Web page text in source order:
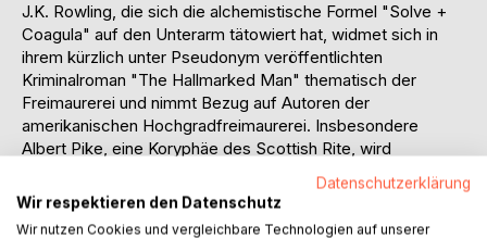
J.K. Rowling, die sich die alchemistische Formel "Solve +
Coagula" auf den Unterarm tätowiert hat, widmet sich in
ihrem kürzlich unter Pseudonym veröffentlichten
Kriminalroman "The Hallmarked Man" thematisch der
Freimaurerei und nimmt Bezug auf Autoren der
amerikanischen Hochgradfreimaurerei. Insbesondere
Albert Pike, eine Koryphäe des Scottish Rite, wird
mehrfach zitiert und auch "Bridge to Light" von Rex R.
Hutchens wird aufgegriffen. Diese Autoren des Scottish
Rite, auch Rose Croix genannt, vertreten eine Ausprägung
Datenschutzerklärung
Wir respektieren den Datenschutz
Wir nutzen Cookies und vergleichbare Technologien auf unserer